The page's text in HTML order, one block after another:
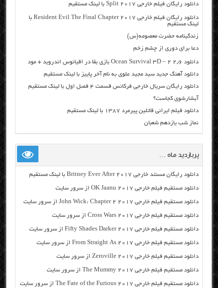
دانلود رایگان فیلم خارجی Split 2017 با لینک مستقیم
دانلود رایگان فیلم خارجی Resident Evil The Final Chapter 2017 با
لینک مستقیم
زندگینامه حضرت معصومه(س)
دعا برای دوری از چشم زخم
دانلود Ocean Survival 3D – ۲ ۲٫۶ بازی بقا در اقیانوس اندروید + مود
دانلود آهنگ جدید سید مجید علوی به نام آخر پاییز با لینک مستقیم
دانلود رایگان سریال خارجی فرکانس قسمت ۴ فصل اول با لینک مستقیم
آبشارشوی کجاست؟
دانلود فیلم ایرانی قاتلین پیرمرد ۱۳۸۷ با لینک مستقیم
نماز شب یازدهم شعبان
پربازدید ماه …
دانلود رایگان مسنتد خارجی Britney Ever After 2017 با لینک مستقیم
دانلود مستقیم فیلم خارجی OK Jaanu 2017 از سرور سایت
دانلود مستقیم فیلم خارجی John Wick: Chapter 2 2017 از سرور سایت
دانلود مستقیم فیلم خارجی Cross Wars 2017 از سرور سایت
دانلود مستقیم فیلم خارجی Fifty Shades Darker 2017 از سرور سایت
دانلود مستقیم فیلم خارجی From Straight As 2017 از سرور سایت
دانلود مستقیم فیلم خارجی Zeroville 2017 از سرور سایت
دانلود مستقیم فیلم خارجی The Mummy 2017 از سرور سایت
دانلود مستقیم فیلم خارجی The Fate of the Furious 2017 از سرور سایت